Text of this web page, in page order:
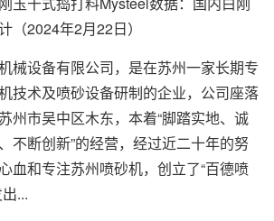
（2024年2月22日）
械设备有限公司，是在苏州一家长期专
技术及喷砂设备研制的企业，公司座落
州市吴中区木东，本着“脚踏实地、诚
不断创新”的经营，经过近二十年的努
血和专注苏州喷砂机，创立了“百德喷
...